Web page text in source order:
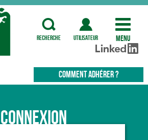
recherche utilisateur Menu
COMMENT ADHÉRER ?
Connexion